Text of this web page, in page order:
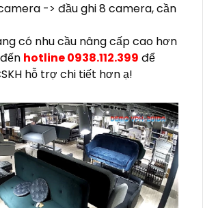
-> đầu ghi 8 camera, cần
có nhu cầu nâng cấp cao hơn
hotline 0938.112.399 để
hỗ trợ chi tiết hơn ạ!